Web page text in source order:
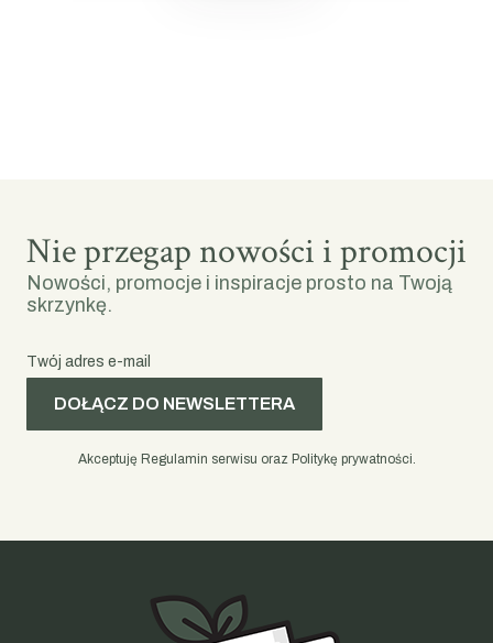
Nie przegap nowości i promocji
Nowości, promocje i inspiracje prosto na Twoją
skrzynkę.
Twój adres e-mail
DOŁĄCZ DO NEWSLETTERA
Akceptuję Regulamin serwisu oraz Politykę prywatności.